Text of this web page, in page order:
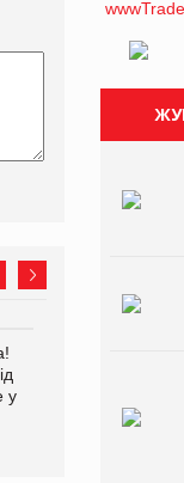
у
кампанію
асортимент,
не очікують